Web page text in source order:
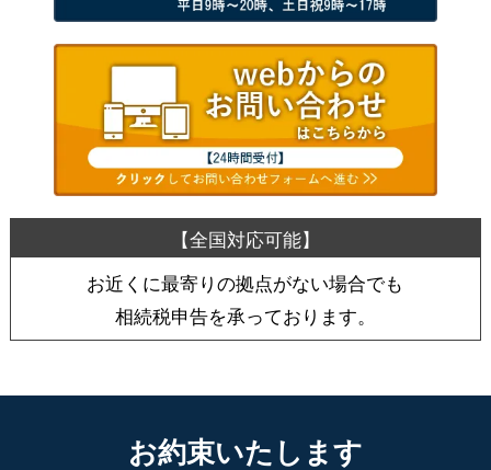
お近くに最寄りの拠点がない場合でも
相続税申告を承っております。
お約束いたします